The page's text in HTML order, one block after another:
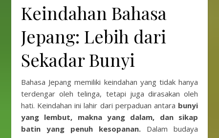
Keindahan Bahasa
Jepang: Lebih dari
Sekadar Bunyi
Bahasa Jepang memiliki keindahan yang tidak hanya
terdengar oleh telinga, tetapi juga dirasakan oleh
hati. Keindahan ini lahir dari perpaduan antara bunyi
yang lembut, makna yang dalam, dan sikap
batin yang penuh kesopanan. Dalam budaya